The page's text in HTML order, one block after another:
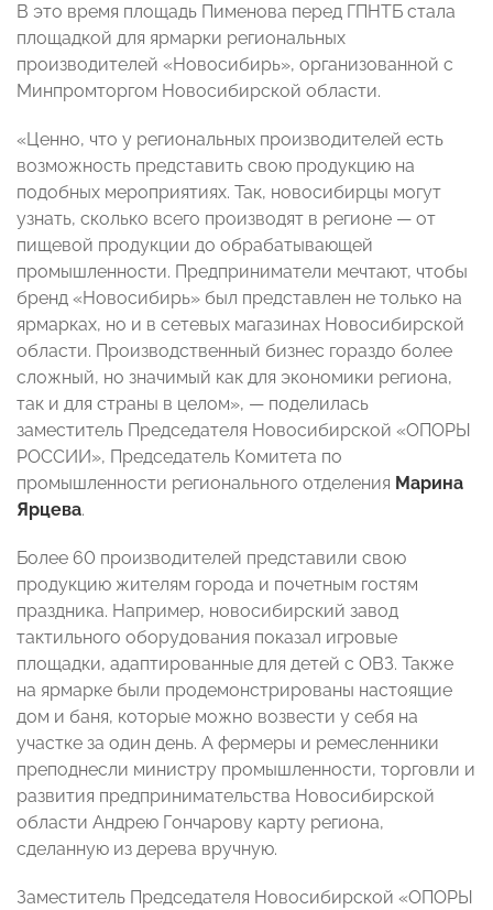
В это время площадь Пименова перед ГПНТБ стала
площадкой для ярмарки региональных
производителей «Новосибирь», организованной с
Минпромторгом Новосибирской области.
«Ценно, что у региональных производителей есть
возможность представить свою продукцию на
подобных мероприятиях. Так, новосибирцы могут
узнать, сколько всего производят в регионе — от
пищевой продукции до обрабатывающей
промышленности. Предприниматели мечтают, чтобы
бренд «Новосибирь» был представлен не только на
ярмарках, но и в сетевых магазинах Новосибирской
области. Производственный бизнес гораздо более
сложный, но значимый как для экономики региона,
так и для страны в целом», — поделилась
заместитель Председателя Новосибирской «ОПОРЫ
РОССИИ», Председатель Комитета по
промышленности регионального отделения Марина
Ярцева.
Более 60 производителей представили свою
продукцию жителям города и почетным гостям
праздника. Например, новосибирский завод
тактильного оборудования показал игровые
площадки, адаптированные для детей с ОВЗ. Также
на ярмарке были продемонстрированы настоящие
дом и баня, которые можно возвести у себя на
участке за один день. А фермеры и ремесленники
преподнесли министру промышленности, торговли и
развития предпринимательства Новосибирской
области Андрею Гончарову карту региона,
сделанную из дерева вручную.
Заместитель Председателя Новосибирской «ОПОРЫ